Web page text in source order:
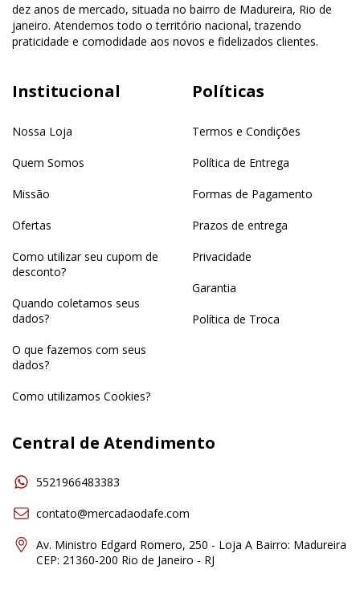
dez anos de mercado, situada no bairro de Madureira, Rio de
janeiro. Atendemos todo o território nacional, trazendo
praticidade e comodidade aos novos e fidelizados clientes.
Institucional
Nossa Loja
Quem Somos
Missão
Ofertas
Como utilizar seu cupom de
desconto?
Quando coletamos seus
dados?
O que fazemos com seus
dados?
Como utilizamos Cookies?
Políticas
Termos e Condições
Política de Entrega
Formas de Pagamento
Prazos de entrega
Privacidade
Garantia
Política de Troca
Central de Atendimento
5521966483383
contato@mercadaodafe.com
Av. Ministro Edgard Romero, 250 - Loja A Bairro: Madureira
CEP: 21360-200 Rio de Janeiro - RJ